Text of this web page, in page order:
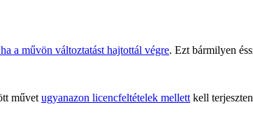
a művön változtatást hajtottál végre. Ezt bármilyen
művet ugyanazon licencfeltételek mellett kell